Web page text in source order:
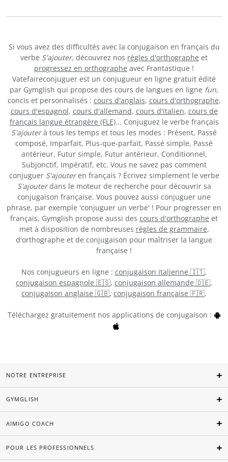
Si vous avez des difficultés avec la conjugaison en français du
verbe S'ajouter, découvrez nos règles d'orthographe et
progressez en orthographe avec Frantastique !
Vatefaireconjuguer est un conjugueur en ligne gratuit édité
par Gymglish qui propose des cours de langues en ligne fun,
concis et personnalisés : cours d'anglais, cours d'orthographe,
cours d'espagnol, cours d'allemand, cours d'italien, cours de
français langue étrangère (FLE)... Conjuguez le verbe français
S'ajouterà tous les temps et tous les modes : Présent, Passé
composé, Imparfait, Plus-que-parfait, Passé simple, Passé
antérieur, Futur simple, Futur antérieur, Conditionnel,
Subjonctif, Impératif, etc. Vous ne savez pas comment
conjuguer S'ajouteren français ? Écrivez simplement le verbe
S'ajouterdans le moteur de recherche pour découvrir sa
conjugaison française. Vous pouvez aussi conjuguer une
phrase, par exemple 'conjuguer un verbe' ! Pour progresser en
français, Gymglish propose aussi des cours d'orthographe et
met à disposition de nombreuses règles de grammaire,
d'orthographe et de conjugaison pour maîtriser la langue
française !
Nos conjugueurs en ligne : conjugaison italienne 🇮🇹,
conjugaison espagnole 🇪🇸, conjugaison allemande 🇩🇪,
conjugaison anglaise 🇬🇧, conjugaison française 🇫🇷.
Téléchargez gratuitement nos applications de conjugaison :
NOTRE ENTREPRISE
GYMGLISH
AIMIGO COACH
POUR LES PROFESSIONNELS